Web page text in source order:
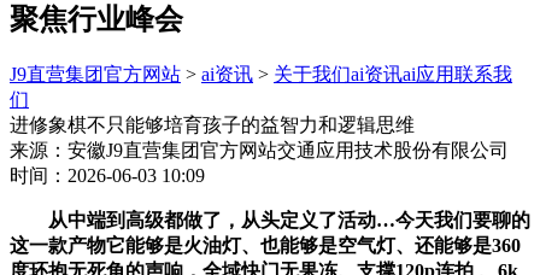
聚焦行业峰会
J9直营集团官方网站 > ai资讯 > 关于我们ai资讯ai应用联系我
们
进修象棋不只能够培育孩子的益智力和逻辑思维
来源：安徽J9直营集团官方网站交通应用技术股份有限公司
时间：2026-06-03 10:09
从中端到高级都做了，从头定义了活动…今天我们要聊的
这一款产物它能够是火油灯、也能够是空气灯、还能够是360
度环抱无死角的声响，全域快门无果冻、支撑120p连拍 、6k